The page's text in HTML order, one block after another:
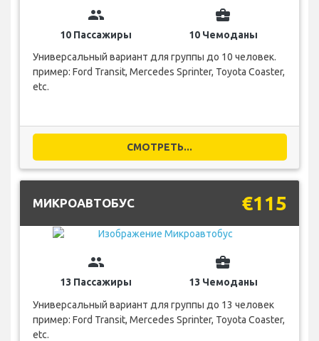
group
10 Пассажиры
business_center
10 Чемоданы
Универсальный вариант для группы до 10 человек.
пример: Ford Transit, Mercedes Sprinter, Toyota Coaster,
etc.
СМОТРЕТЬ...
МИКРОАВТОБУС €115
group
13 Пассажиры
business_center
13 Чемоданы
Универсальный вариант для группы до 13 человек
пример: Ford Transit, Mercedes Sprinter, Toyota Coaster,
etc.